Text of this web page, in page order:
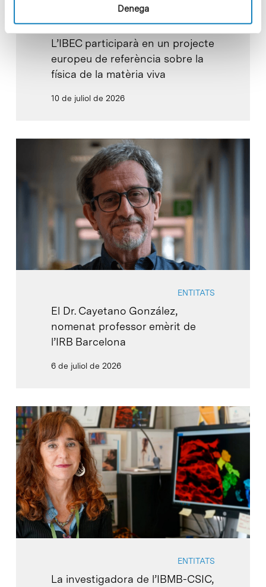
Denega
CIÈNCIA
L’IBEC participarà en un projecte
europeu de referència sobre la
física de la matèria viva
10 de juliol de 2026
ENTITATS
El Dr. Cayetano González,
nomenat professor emèrit de
l’IRB Barcelona
6 de juliol de 2026
ENTITATS
La investigadora de l’IBMB-CSIC,